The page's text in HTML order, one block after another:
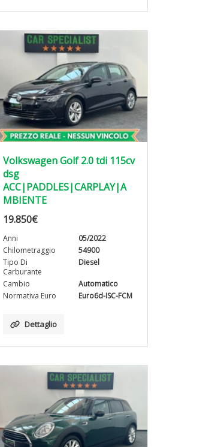
Volkswagen Golf 2.0 tdi 115cv
dsg
ACC|PADDLES|CARPLAY|A
MBIENTE
19.850€
Anni
05/2022
Chilometraggio
54900
Tipo Di
Carburante
Diesel
Cambio
Automatico
Normativa Euro
Euro6d-ISC-FCM
Dettaglio